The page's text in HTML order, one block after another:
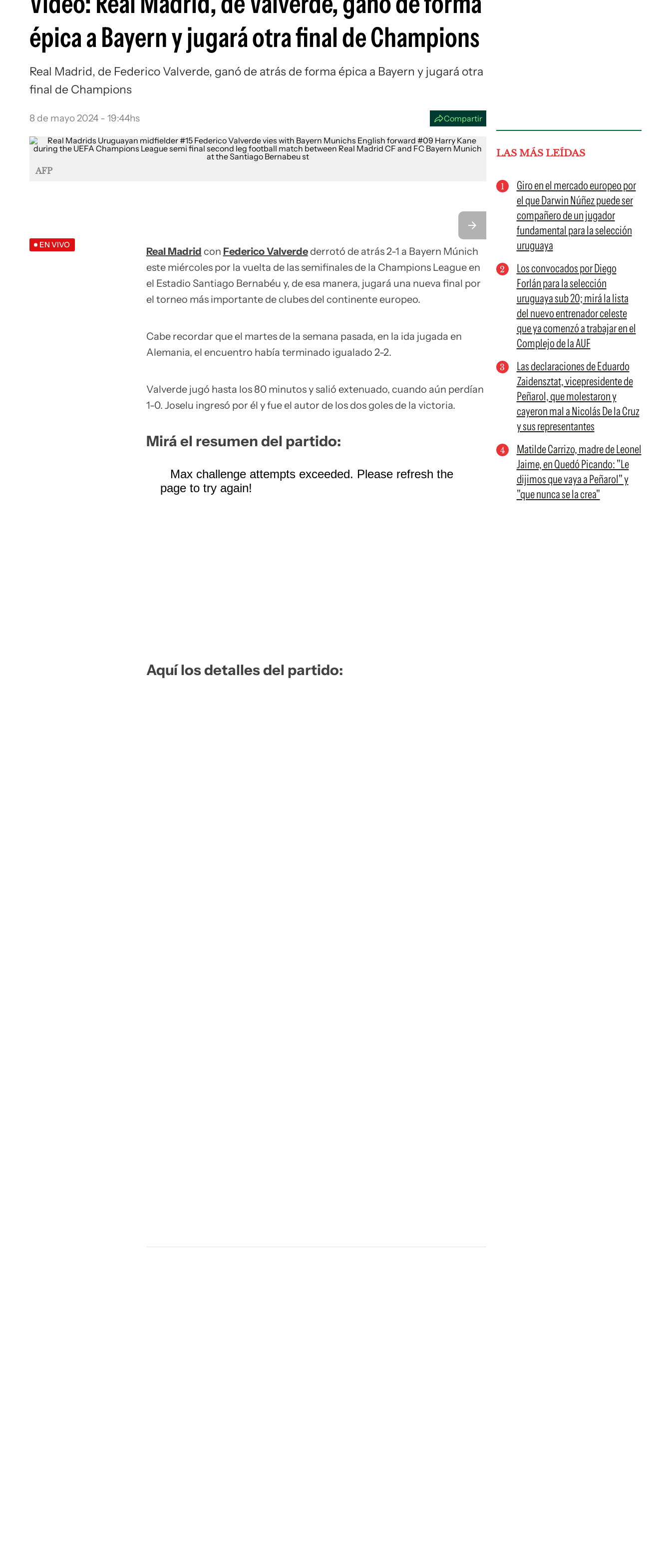
Siguenos en:
épica a Bayern y jugará otra final de Champions
Real Madrid, de Federico Valverde, ganó de atrás de forma épica a Bayern y jugará otra
final de Champions
8 de mayo 2024 - 19:44hs Compartir
AFP
EN VIVO
Real Madrid con Federico Valverdederrotó de atrás 2-1 a Bayern Múnich
este miércoles por la vuelta de las semifinales de la Champions League en
el Estadio Santiago Bernabéu y, de esa manera, jugará una nueva final por
el torneo más importante de clubes del continente europeo.
Cabe recordar que el martes de la semana pasada, en la ida jugada en
Alemania, el encuentro había terminado igualado 2-2.
Valverde jugó hasta los 80 minutos y salió extenuado, cuando aún perdían
1-0. Joselu ingresó por él y fue el autor de los dos goles de la victoria.
Mirá el resumen del partido:
Aquí los detalles del partido:
LAS MÁS LEÍDAS
Giro en el mercado europeo por
el que Darwin Núñez puede ser
compañero de un jugador
fundamental para la selección
uruguaya
Los convocados por Diego
Forlán para la selección
uruguaya sub 20; mirá la lista
del nuevo entrenador celeste
que ya comenzó a trabajar en el
Complejo de la AUF
Las declaraciones de Eduardo
Zaidensztat, vicepresidente de
Peñarol, que molestaron y
cayeron mal a Nicolás De la Cruz
y sus representantes
Matilde Carrizo, madre de Leonel
Jaime, en Quedó Picando: "Le
dijimos que vaya a Peñarol" y
"que nunca se la crea"